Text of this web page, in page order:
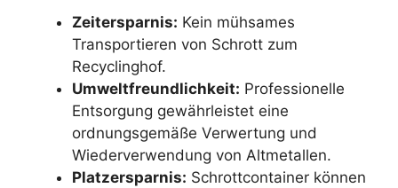
Zeitersparnis: Kein mühsames
Transportieren von Schrott zum
Recyclinghof.
Umweltfreundlichkeit: Professionelle
Entsorgung gewährleistet eine
ordnungsgemäße Verwertung und
Wiederverwendung von Altmetallen.
Platzersparnis: Schrottcontainer können